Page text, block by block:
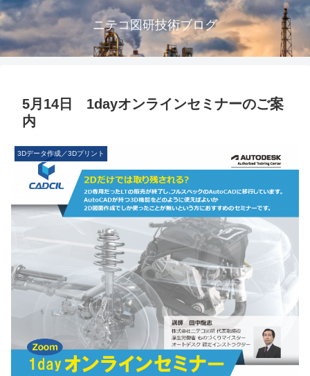
ニテコ図研技術ブログ
5月14日 1dayオンラインセミナーのご案
内
3Dデータ作成／3Dプリント